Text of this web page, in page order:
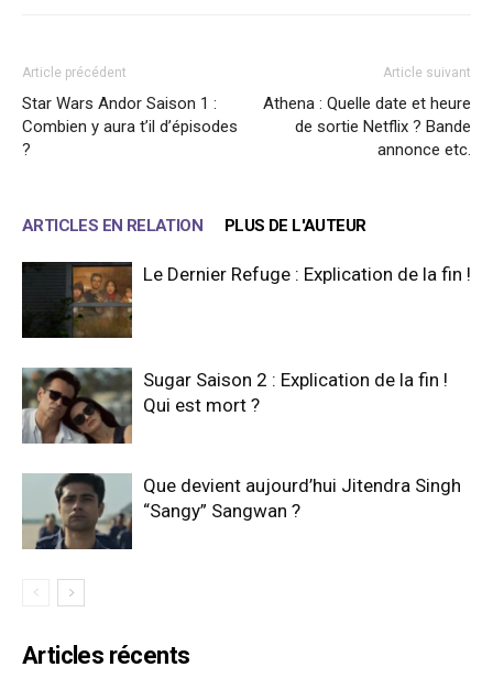
Article précédent
Star Wars Andor Saison 1 :
Combien y aura t’il d’épisodes
?
Article suivant
Athena : Quelle date et heure
de sortie Netflix ? Bande
annonce etc.
ARTICLES EN RELATION PLUS DE L'AUTEUR
Le Dernier Refuge : Explication de la fin !
Sugar Saison 2 : Explication de la fin !
Qui est mort ?
Que devient aujourd’hui Jitendra Singh
“Sangy” Sangwan ?
Articles récents